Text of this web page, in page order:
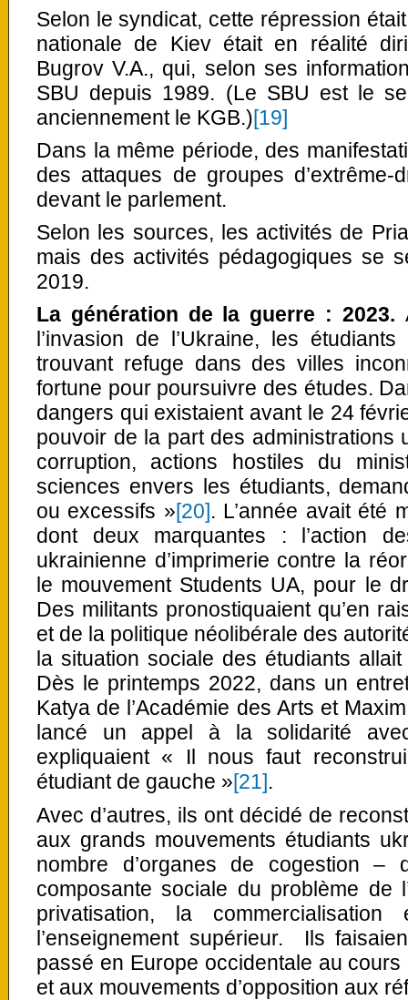
Selon le syndicat, cette répression
nationale de Kiev était en réalité
Bugrov V.A., qui, selon ses
SBU depuis 1989. (Le SBU est le
anciennement le KGB.)[19]
Dans la même période, des
des attaques de groupes
devant le parlement.
Selon les sources, les activités de
mais des activités pédagogiques se
2019.
La génération de la guerre : 2023.
l’invasion de l’Ukraine, les
trouvant refuge dans des villes
fortune pour poursuivre des études.
dangers qui existaient avant le 24
pouvoir de la part des administrations
corruption, actions hostiles du
sciences envers les étudiants,
ou excessifs »[20]. L’année avait été
dont deux marquantes : l’action
ukrainienne d’imprimerie contre la
le mouvement Students UA, pour le
Des militants pronostiquaient qu’en
et de la politique néolibérale des
la situation sociale des étudiants
Dès le printemps 2022, dans un
Katya de l’Académie des Arts et
lancé un appel à la solidarité
expliquaient « Il nous faut
étudiant de gauche »[21].
Avec d’autres, ils ont décidé de
aux grands mouvements étudiants
nombre d’organes de cogestion
composante sociale du problème de
privatisation, la
l’enseignement supérieur. Ils
passé en Europe occidentale au
et aux mouvements d’opposition aux